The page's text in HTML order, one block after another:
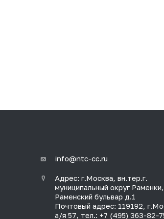
info@ntc-cc.ru
Адрес: г.Москва, вн.тер.г.
муниципальный округ Раменки,
Раменский бульвар д.1
Почтовый адрес: 119192,
а/я 57, тел.: +7 (495) 363-82-